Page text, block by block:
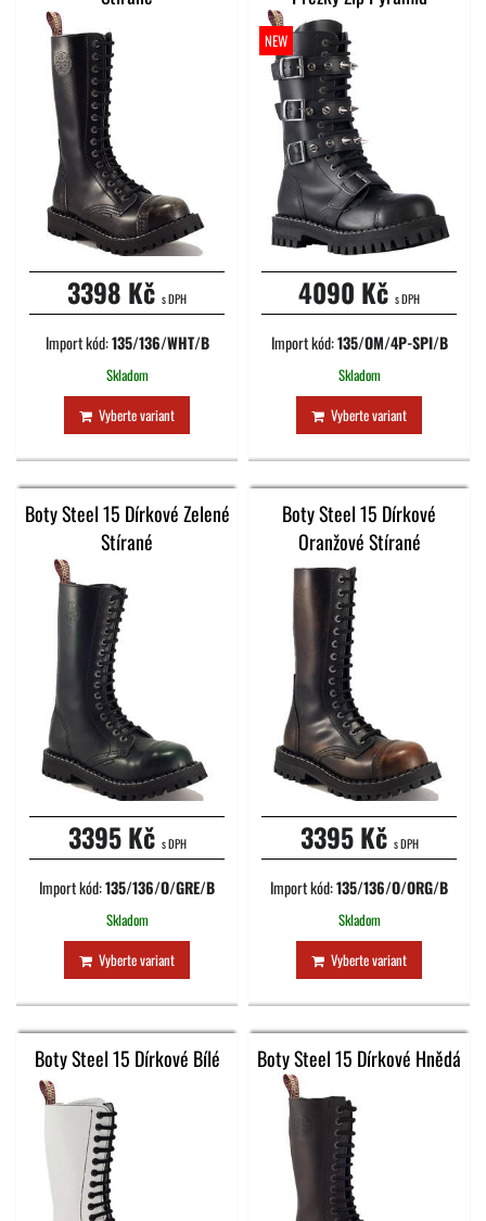
3398 Kč s DPH
Import kód:135/136/WHT/B
Skladom
Vyberte variant
NEW
4090 Kč s DPH
Import kód:135/OM/4P-SPI/B
Skladom
Vyberte variant
Boty Steel 15 Dírkové Zelené
Stírané
3395 Kč s DPH
Import kód:135/136/O/GRE/B
Skladom
Vyberte variant
Boty Steel 15 Dírkové
Oranžové Stírané
3395 Kč s DPH
Import kód:135/136/O/ORG/B
Skladom
Vyberte variant
Boty Steel 15 Dírkové Bílé Boty Steel 15 Dírkové Hnědá